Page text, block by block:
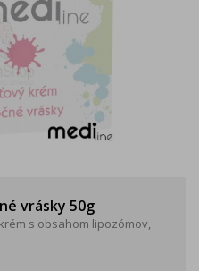
vrásky 50g
s obsahom lipozómov,